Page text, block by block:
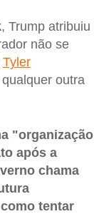
, Trump atribuiu
não se
Tyler
outra
"organização
após a
chama
tentar